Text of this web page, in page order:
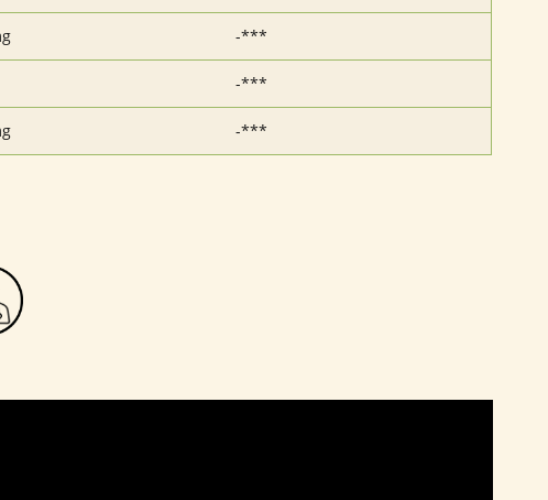
-***
-***
-***